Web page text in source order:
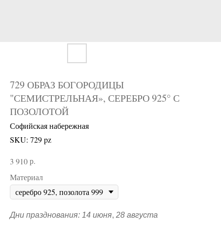
729 ОБРАЗ БОГОРОДИЦЫ
"СЕМИСТРЕЛЬНАЯ», СЕРЕБРО 925° С
ПОЗОЛОТОЙ
Софийская набережная
SKU: 729 pz
3 910р.
Материал
Дни празднования: 14 июня, 28 августа